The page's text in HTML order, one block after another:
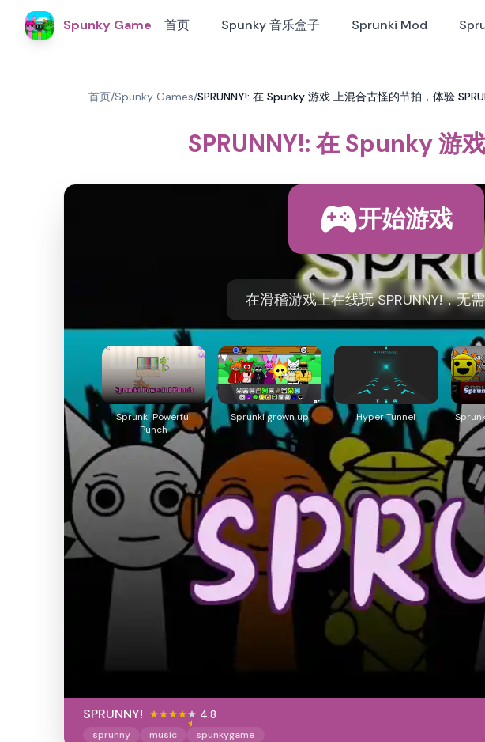
Spunky Game 首页 Spunky 音乐盒子 Sprunki Mod
首页/Spunky Games/SPRUNNY!: 在 Spunky 游戏 上混合古怪的节拍，体验
SPRUNNY!: 在 Spunky 游
开始游戏
在滑稽游戏上在线玩 SPRUNNY!，无
Sprunki Powerful
Punch
Sprunki grown up Hyper Tunnel
SPRUNNY! 4.8
sprunny music spunkygame